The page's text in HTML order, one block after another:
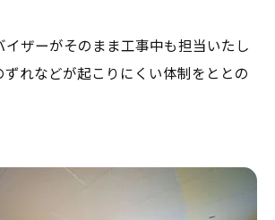
イザーがそのまま工事中も担当いたし
ずれなどが起こりにくい体制をととの